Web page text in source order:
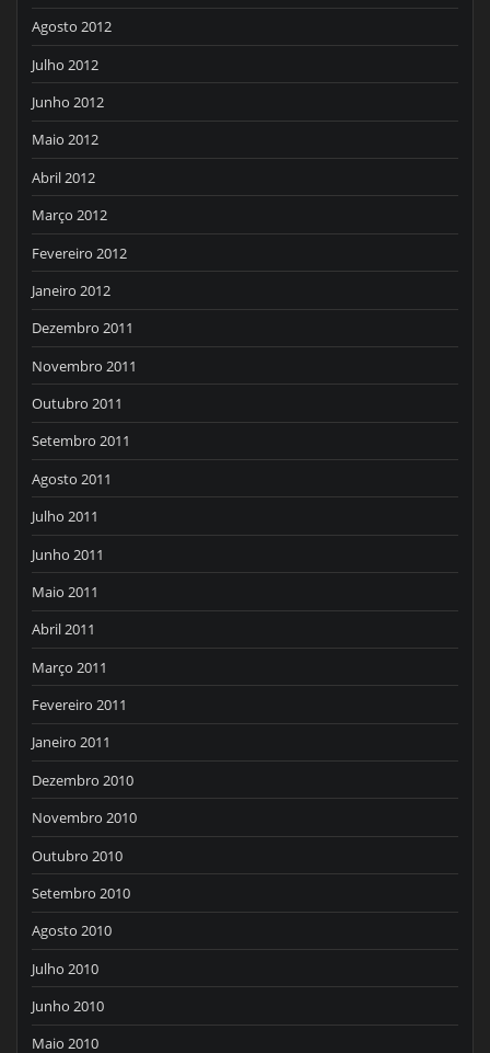
Agosto 2012
Julho 2012
Junho 2012
Maio 2012
Abril 2012
Março 2012
Fevereiro 2012
Janeiro 2012
Dezembro 2011
Novembro 2011
Outubro 2011
Setembro 2011
Agosto 2011
Julho 2011
Junho 2011
Maio 2011
Abril 2011
Março 2011
Fevereiro 2011
Janeiro 2011
Dezembro 2010
Novembro 2010
Outubro 2010
Setembro 2010
Agosto 2010
Julho 2010
Junho 2010
Maio 2010